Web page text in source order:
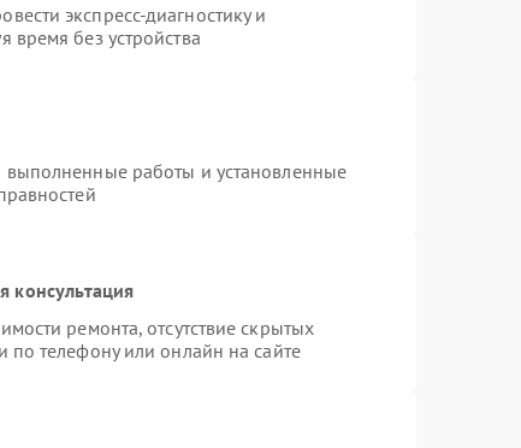
экспресс-диагностику и
время без устройства
выполненные работы и установленные
консультация
ремонта, отсутствие скрытых
по телефону или онлайн на сайте